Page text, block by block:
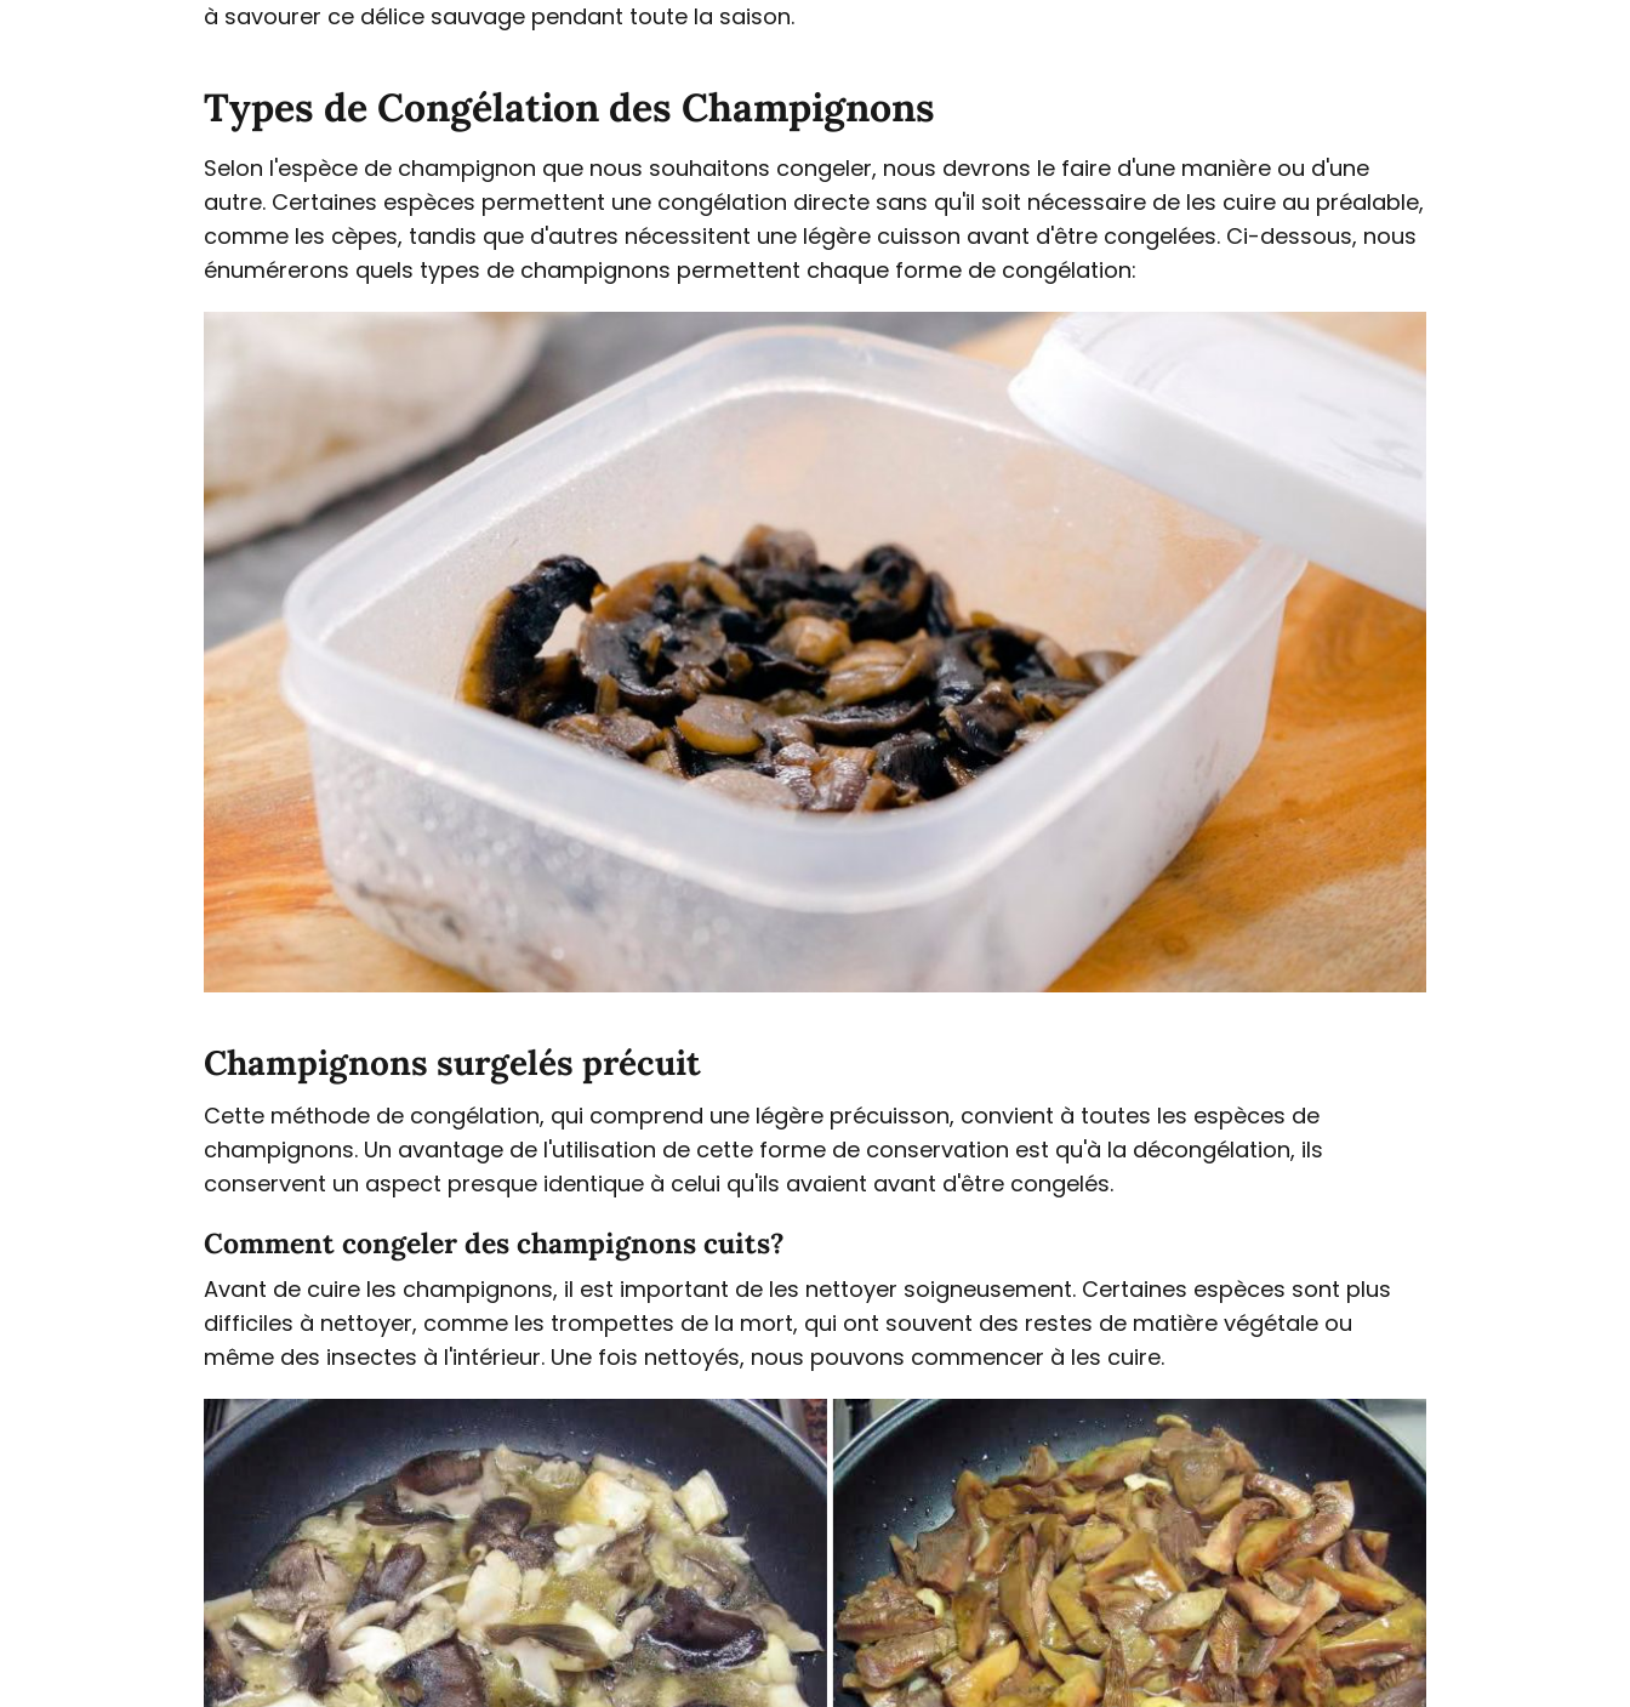
à savourer ce délice sauvage pendant toute la saison.
Types de Congélation des Champignons
Selon l'espèce de champignon que nous souhaitons congeler, nous devrons le faire d'une manière ou d'une
autre. Certaines espèces permettent une congélation directe sans qu'il soit nécessaire de les cuire au préalable,
comme les cèpes, tandis que d'autres nécessitent une légère cuisson avant d'être congelées. Ci-dessous, nous
énumérerons quels types de champignons permettent chaque forme de congélation:
Champignons surgelés précuit
Cette méthode de congélation, qui comprend une légère précuisson, convient à toutes les espèces de
champignons. Un avantage de l'utilisation de cette forme de conservation est qu'à la décongélation, ils
conservent un aspect presque identique à celui qu'ils avaient avant d'être congelés.
Comment congeler des champignons cuits?
Avant de cuire les champignons, il est important de les nettoyer soigneusement. Certaines espèces sont plus
difficiles à nettoyer, comme les trompettes de la mort, qui ont souvent des restes de matière végétale ou
même des insectes à l'intérieur. Une fois nettoyés, nous pouvons commencer à les cuire.